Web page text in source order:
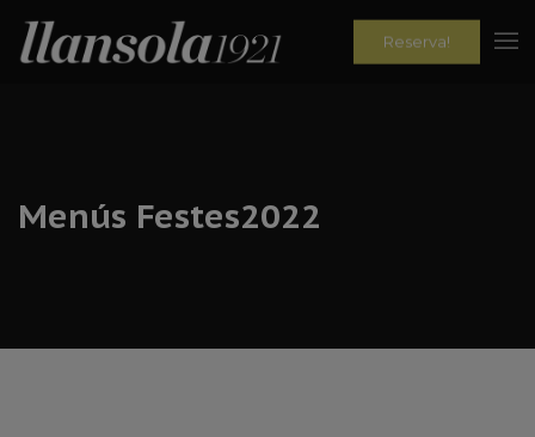
Reserva!
Menús Festes2022